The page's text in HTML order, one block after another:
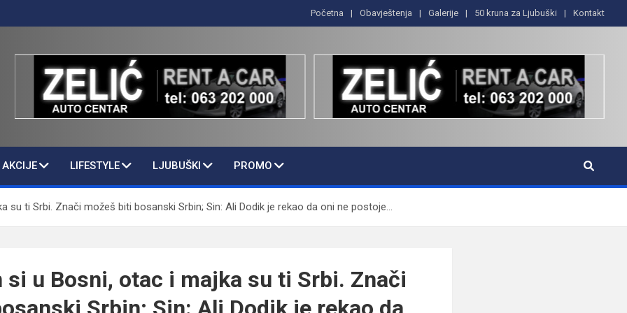
Početna Obavještenja Galerije 50 kruna za Ljubuški Kontakt
LIFESTYLE LJUBUŠKI PROMO
su ti Srbi. Znači možeš biti bosanski Srbin; Sin: Ali Dodik je rekao da oni ne postoje…
si u Bosni, otac i majka su ti Srbi. Znači